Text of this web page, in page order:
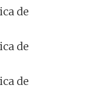
de
de
de